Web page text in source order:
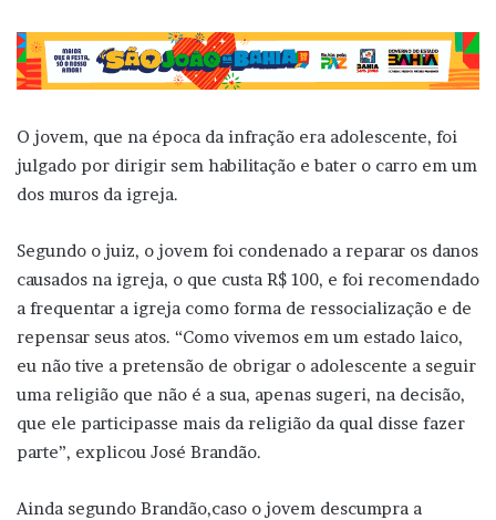
O jovem, que na época da infração era adolescente, foi
julgado por dirigir sem habilitação e bater o carro em um
dos muros da igreja.
Segundo o juiz, o jovem foi condenado a reparar os danos
causados na igreja, o que custa R$ 100, e foi recomendado
a frequentar a igreja como forma de ressocialização e de
repensar seus atos. “Como vivemos em um estado laico,
eu não tive a pretensão de obrigar o adolescente a seguir
uma religião que não é a sua, apenas sugeri, na decisão,
que ele participasse mais da religião da qual disse fazer
parte”, explicou José Brandão.
Ainda segundo Brandão,caso o jovem descumpra a